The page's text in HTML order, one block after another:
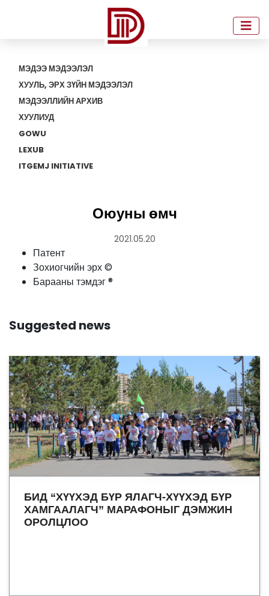
МЭДЭЭ МЭДЭЭЛЭЛ
ХУУЛЬ, ЭРХ ЗҮЙН МЭДЭЭЛЭЛ
МЭДЭЭЛЛИЙН АРХИВ
ХУУЛИУД
GOWU
LEXUB
ITGEMJ INITIATIVE
Оюуны өмч
2021.05.20
Патент
Зохиогчийн эрх ©
Барааны тэмдэг ®
Suggested news
БИД “ХҮҮХЭД БҮР ЯЛАГЧ-ХҮҮХЭД БҮР
ХАМГААЛАГЧ” МАРАФОНЫГ ДЭМЖИН
ОРОЛЦЛОО